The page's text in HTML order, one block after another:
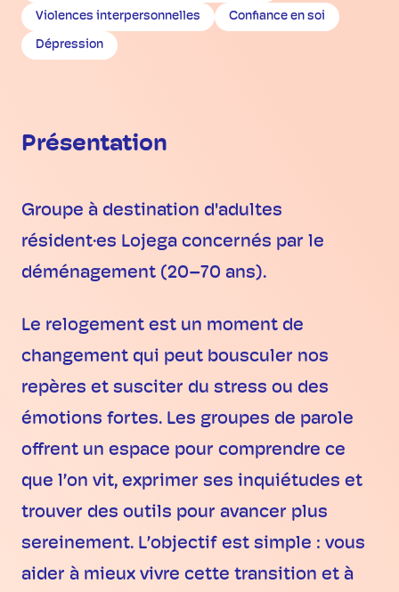
Violences interpersonnelles Confiance en soi
Dépression
Présentation
Groupe à destination d'adultes
résident·es Lojega concernés par le
déménagement (20–70 ans).
Le relogement est un moment de
changement qui peut bousculer nos
repères et susciter du stress ou des
émotions fortes. Les groupes de parole
offrent un espace pour comprendre ce
que l’on vit, exprimer ses inquiétudes et
trouver des outils pour avancer plus
sereinement. L’objectif est simple : vous
aider à mieux vivre cette transition et à